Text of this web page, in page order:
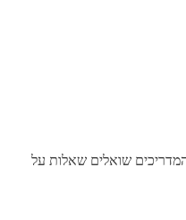
שואלים שאלות על